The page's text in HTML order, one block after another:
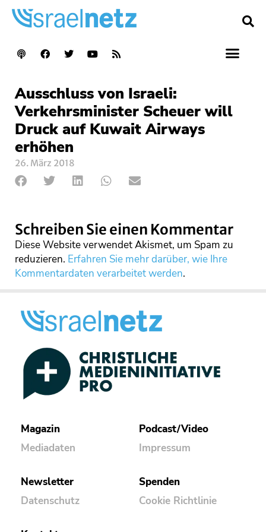
Ausschluss von Israeli:
Verkehrsminister Scheuer will
Druck auf Kuwait Airways
erhöhen
26. März 2018
Schreiben Sie einen Kommentar
Diese Website verwendet Akismet, um Spam zu
reduzieren. Erfahren Sie mehr darüber, wie Ihre
Kommentardaten verarbeitet werden.
Magazin
Mediadaten
Podcast/Video
Impressum
Newsletter
Datenschutz
Spenden
Cookie Richtlinie